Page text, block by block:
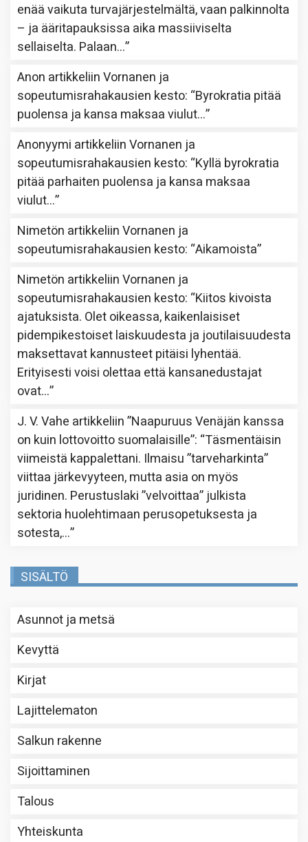
enää vaikuta turvajärjestelmältä, vaan palkinnolta
– ja ääritapauksissa aika massiiviselta
sellaiselta. Palaan…”
Anon artikkeliinVornanen ja
sopeutumisrahakausien kesto: “Byrokratia pitää
puolensa ja kansa maksaa viulut…”
Anonyymi artikkeliinVornanen ja
sopeutumisrahakausien kesto: “Kyllä byrokratia
pitää parhaiten puolensa ja kansa maksaa
viulut…”
Nimetön artikkeliinVornanen ja
sopeutumisrahakausien kesto: “Aikamoista”
Nimetön artikkeliinVornanen ja
sopeutumisrahakausien kesto: “Kiitos kivoista
ajatuksista. Olet oikeassa, kaikenlaisiset
pidempikestoiset laiskuudesta ja joutilaisuudesta
maksettavat kannusteet pitäisi lyhentää.
Erityisesti voisi olettaa että kansanedustajat
ovat…”
J. V. Vahe artikkeliin”Naapuruus Venäjän kanssa
on kuin lottovoitto suomalaisille”: “Täsmentäisin
viimeistä kappalettani. Ilmaisu ”tarveharkinta”
viittaa järkevyyteen, mutta asia on myös
juridinen. Perustuslaki ”velvoittaa” julkista
sektoria huolehtimaan perusopetuksesta ja
sotesta,…”
SISÄLTÖ
Asunnot ja metsä
Kevyttä
Kirjat
Lajittelematon
Salkun rakenne
Sijoittaminen
Talous
Yhteiskunta